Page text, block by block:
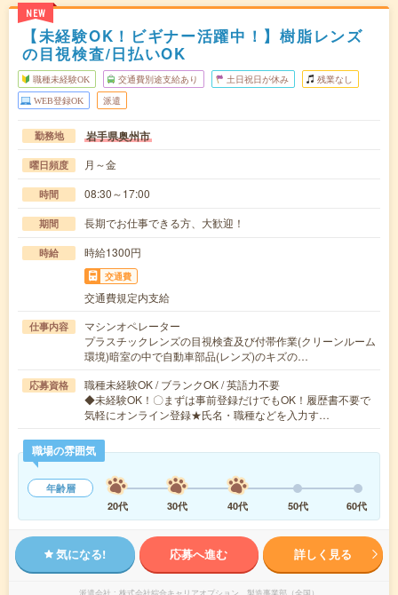
NEW
【未経験OK！ビギナー活躍中！】樹脂レンズ
の目視検査/日払いOK
職種未経験OK 交通費別途支給あり 土日祝日が休み 残業なし
WEB登録OK 派遣
勤務地 岩手県奥州市
曜日頻度 月～金
時間 08:30～17:00
期間 長期でお仕事できる方、大歓迎！
時給 時給1300円
交通費
交通費規定内支給
仕事内容
マシンオペレーター
プラスチックレンズの目視検査及び付帯作業(クリーンルーム
環境)暗室の中で自動車部品(レンズ)のキズの…
応募資格
職種未経験OK / ブランクOK / 英語力不要
◆未経験OK！〇まずは事前登録だけでもOK！履歴書不要で
気軽にオンライン登録★氏名・職種などを入力す…
職場の雰囲気
年齢層
20代
30代 40代 50代 60代
気になる! 応募へ進む 詳しく見る